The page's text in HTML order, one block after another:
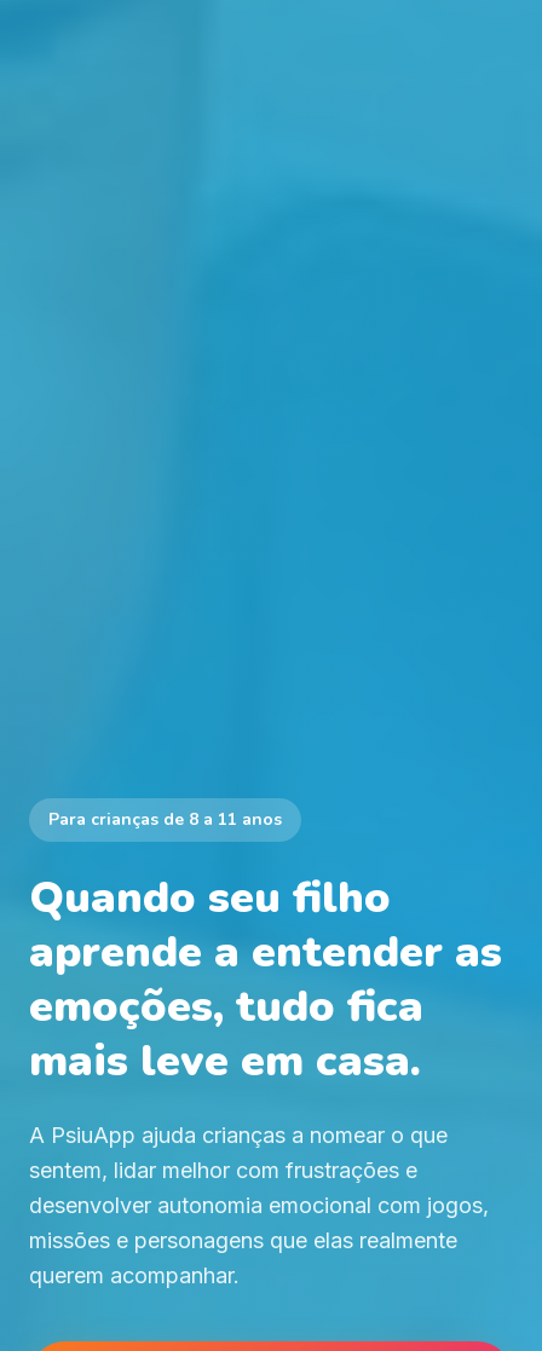
Para crianças de 8 a 11 anos
Quando seu filho
aprende a entender as
emoções, tudo fica
mais leve em casa.
A PsiuApp ajuda crianças a nomear o que
sentem, lidar melhor com frustrações e
desenvolver autonomia emocional com jogos,
missões e personagens que elas realmente
querem acompanhar.